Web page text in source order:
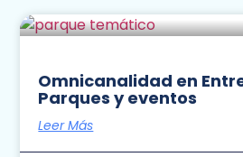
Omnicanalidad en
Parques y eventos
Leer Más